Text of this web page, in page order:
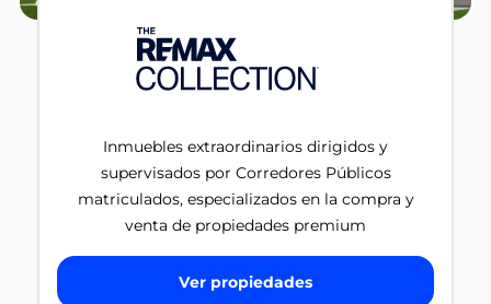
Inmuebles extraordinarios dirigidos y
supervisados por Corredores Públicos
matriculados, especializados en la compra y
venta de propiedades premium
Ver propiedades